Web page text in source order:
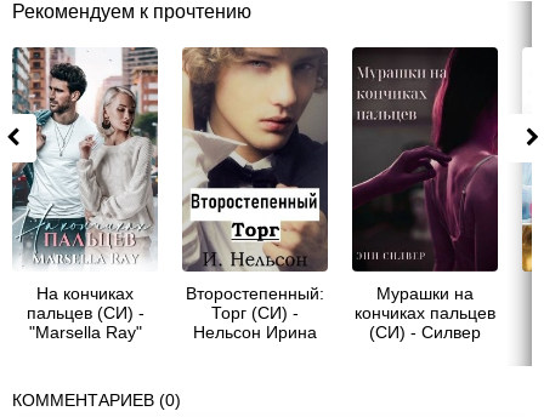
Рекомендуем к прочтению
На кончиках
пальцев (СИ) -
"Marsella Ray"
Второстепенный:
Торг (СИ) -
Нельсон Ирина
Мурашки на
кончиках пальцев
(СИ) - Силвер
КОММЕНТАРИЕВ (0)